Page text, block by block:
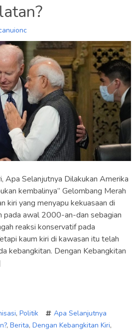
Apa Selanjutnya Dilakukan Amerika
kembalinya” Gelombang Merah
kiri yang menyapu kekuasaan di
pada awal 2000-an-dan sebagian
reaksi konservatif pada
kaum kiri di kawasan itu telah
kebangkitan. Dengan Kebangkitan
, Politik
Apa Selanjutnya
, Berita, Dengan Kebangkitan Kiri,